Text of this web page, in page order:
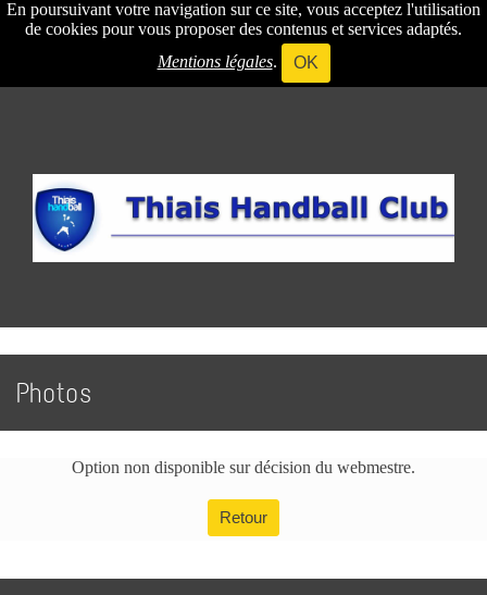
En poursuivant votre navigation sur ce site, vous acceptez l'utilisation
de cookies pour vous proposer des contenus et services adaptés.
Mentions légales. OK
Photos
Option non disponible sur décision du webmestre.
Retour